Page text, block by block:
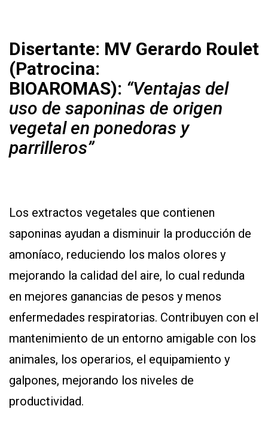
Disertante: MV Gerardo Roulet
(Patrocina:
BIOAROMAS): “Ventajas del
uso de saponinas de origen
vegetal en ponedoras y
parrilleros”
Los extractos vegetales que contienen
saponinas ayudan a disminuir la producción de
amoníaco, reduciendo los malos olores y
mejorando la calidad del aire, lo cual redunda
en mejores ganancias de pesos y menos
enfermedades respiratorias. Contribuyen con el
mantenimiento de un entorno amigable con los
animales, los operarios, el equipamiento y
galpones, mejorando los niveles de
productividad.